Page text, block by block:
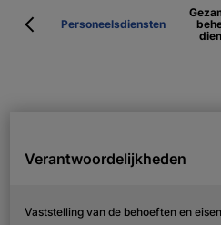
Personeelsdiensten
Verantwoordelijkheden
Vaststelling van de behoeften en eisen